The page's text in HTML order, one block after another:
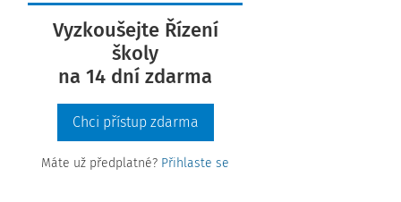
Vyzkoušejte Řízení
školy
na 14 dní zdarma
Chci přístup zdarma
Máte už předplatné? Přihlaste se